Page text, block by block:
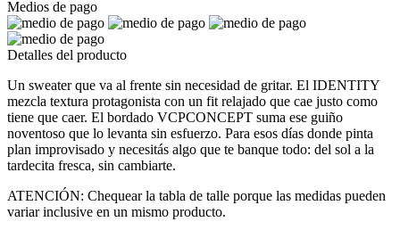
Medios de pago
Detalles del producto
Un sweater que va al frente sin necesidad de gritar. El IDENTITY
mezcla textura protagonista con un fit relajado que cae justo como
tiene que caer. El bordado VCPCONCEPT suma ese guiño
noventoso que lo levanta sin esfuerzo. Para esos días donde pinta
plan improvisado y necesitás algo que te banque todo: del sol a la
tardecita fresca, sin cambiarte.
ATENCIÓN: Chequear la tabla de talle porque las medidas pueden
variar inclusive en un mismo producto.